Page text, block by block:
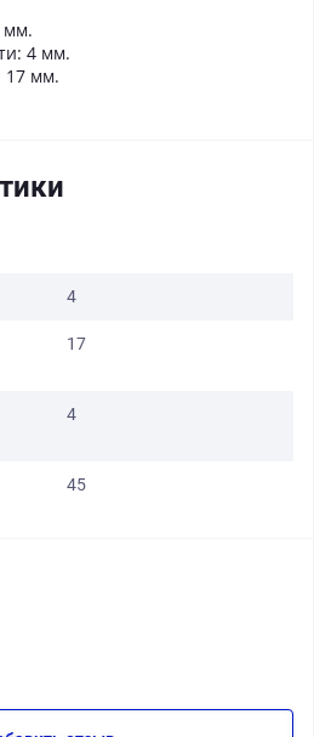
мм.
4 мм.
17 мм.
4
17
4
45